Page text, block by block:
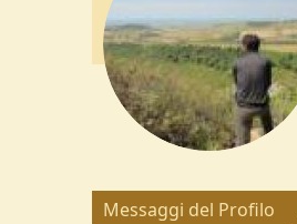
Messaggi del Profilo